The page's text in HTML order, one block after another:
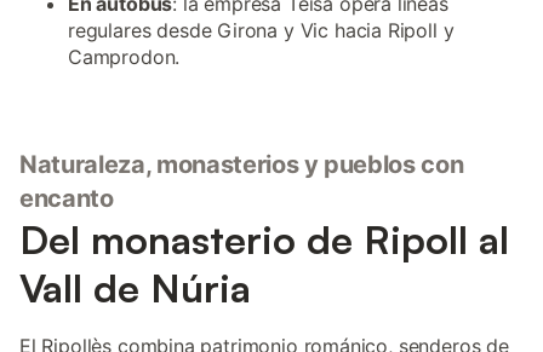
regulares desde Girona y Vic hacia Ripoll y
Camprodon.
Naturaleza, monasterios y pueblos con
encanto
Del monasterio de Ripoll al
Vall de Núria
El Ripollès combina patrimonio románico, senderos de